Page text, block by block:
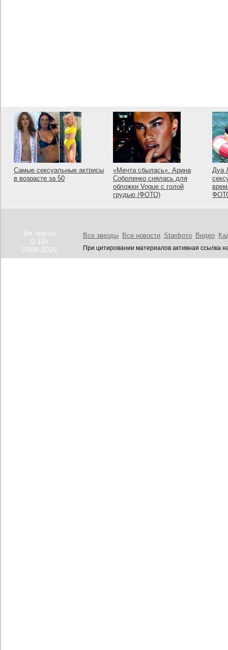
Самые сексуальные актрисы
в возрасте за 50
«Мечта сбылась». Арина
Соболенко снялась для
обложки Vogue с голой
грудью (ФОТО)
Дуа
life-star.ru
© 18+
2008-2026
Все звезды Все новости Starфото Видео
При цитировании материалов активная ссылка